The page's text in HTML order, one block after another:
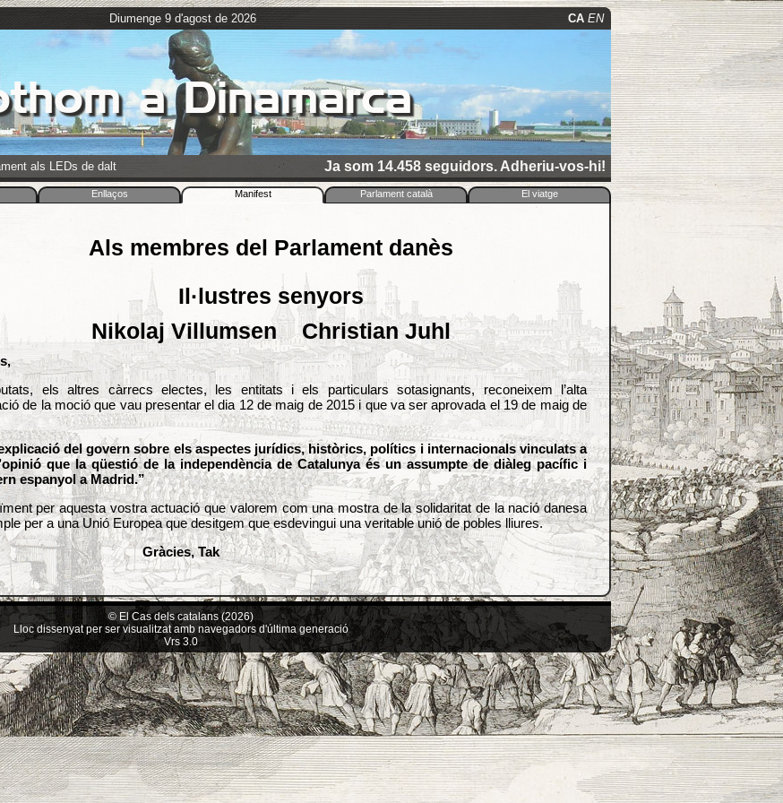
Diumenge 9 d'agost de 2026 CA EN
a Dinamarca
als LEDs de dalt Ja som 14.458 seguidors. Adheriu-vos-hi!
Enllaços Manifest Parlament català El viatge
Als membres del Parlament danès
Il·lustres senyors
Nikolaj Villumsen Christian Juhl
els altres càrrecs electes, les entitats i els particulars sotasignants, reconeixem l’alta
de la moció que vau presentar el dia 12 de maig de 2015 i que va ser aprovada el 19 de maig de
del govern sobre els aspectes jurídics, històrics, polítics i internacionals vinculats a
que la qüestió de la independència de Catalunya és un assumpte de diàleg pacífic i
espanyol a Madrid.”
per aquesta vostra actuació que valorem com una mostra de la solidaritat de la nació danesa
per a una Unió Europea que desitgem que esdevingui una veritable unió de pobles lliures.
Gràcies, Tak
© El Cas dels catalans (2026)
Lloc dissenyat per ser visualitzat amb navegadors d'última generació
Vrs 3.0